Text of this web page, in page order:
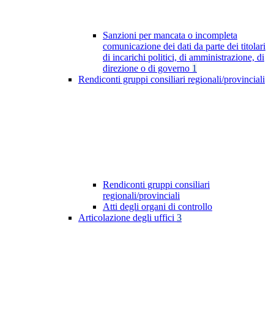
Sanzioni per mancata o incompleta
comunicazione dei dati da parte dei titolari
di incarichi politici, di amministrazione, di
direzione o di governo 1
Rendiconti gruppi consiliari regionali/provinciali
Rendiconti gruppi consiliari
regionali/provinciali
Atti degli organi di controllo
Articolazione degli uffici 3